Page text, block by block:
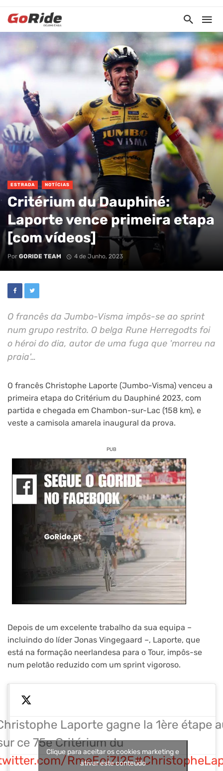
ESTRADA NOTÍCIAS
Critérium du Dauphiné:
Laporte vence primeira etapa
[com vídeos]
Por GORIDE TEAM 4 de Junho, 2023
O francês da Jumbo-Visma impôs-se ao sprint
num grupo restrito. O belga Rune Herregodts foi
o héroi do dia, autor de uma fuga que 'morreu na
praia'…
O francês Christophe Laporte (Jumbo-Visma) venceu a
primeira etapa do Critérium du Dauphiné 2023, com
partida e chegada em Chambon-sur-Lac (158 km), e
veste a camisola amarela inaugural da prova.
PUB
Depois de um excelente trabalho da sua equipa –
incluindo do líder Jonas Vingegaard –, Laporte, que
está na formação neerlandesa para o Tour, impôs-se
num pelotão reduzido com um sprint vigoroso.
Laporte gagne la 1ère étape
ce 75e Critérium du
RmeEoiZI2E
Clique para aceitar os cookies marketing e
ativar este conteúdo